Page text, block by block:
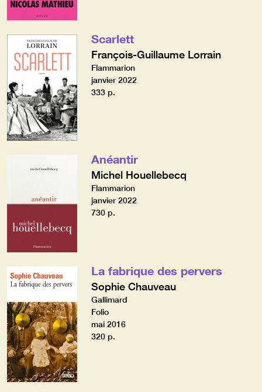
Scarlett
François-Guillaume Lorrain
Flammarion
janvier 2022
333 p.
Anéantir
Michel Houellebecq
Flammarion
janvier 2022
730 p.
La fabrique des pervers
Sophie Chauveau
Gallimard
Folio
mai 2016
320 p.